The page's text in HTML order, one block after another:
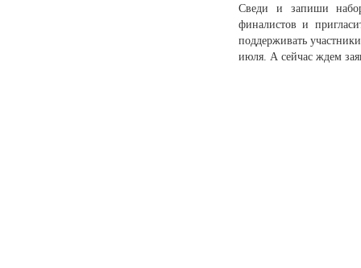
Сведи и запиши
финалистов и
поддерживать
июля. А сейчас ждем